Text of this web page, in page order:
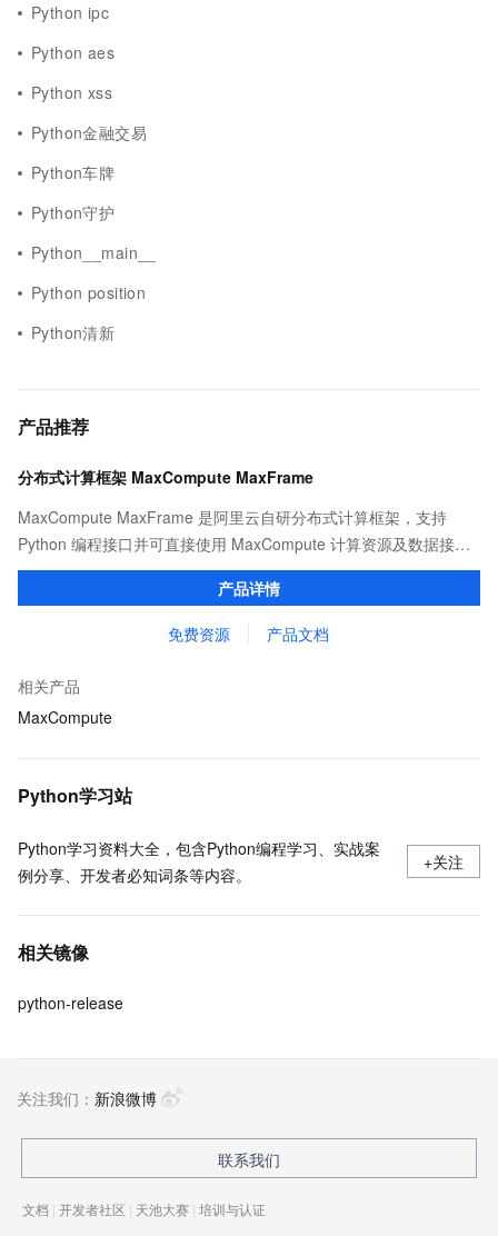
Python ipc
Python aes
Python xss
Python金融交易
Python车牌
Python守护
Python__main__
Python position
Python清新
产品推荐
分布式计算框架 MaxCompute MaxFrame
MaxCompute MaxFrame 是阿里云自研分布式计算框架，支持
Python 编程接口并可直接使用 MaxCompute 计算资源及数据接
口，与 MaxCompute Notebook、镜像管理等功能共同构成
MaxCompute 完整 Python 开发生态。
产品详情
免费资源 产品文档
相关产品
MaxCompute
Python学习站
Python学习资料大全，包含Python编程学习、实战案
例分享、开发者必知词条等内容。
+关注
相关镜像
python-release
关注我们： 新浪微博
联系我们
文档 | 开发者社区 | 天池大赛 | 培训与认证